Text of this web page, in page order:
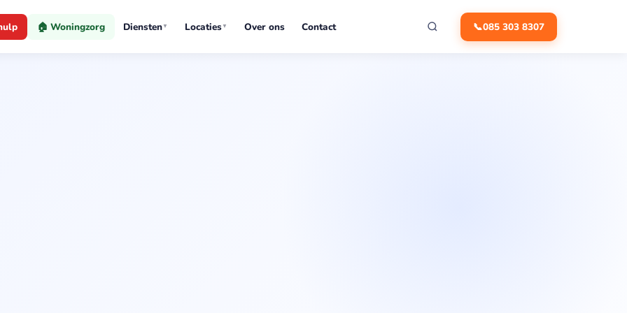
🏠 Woningzorg Diensten▼ Locaties▼ Over ons Contact 📞085 303 8307